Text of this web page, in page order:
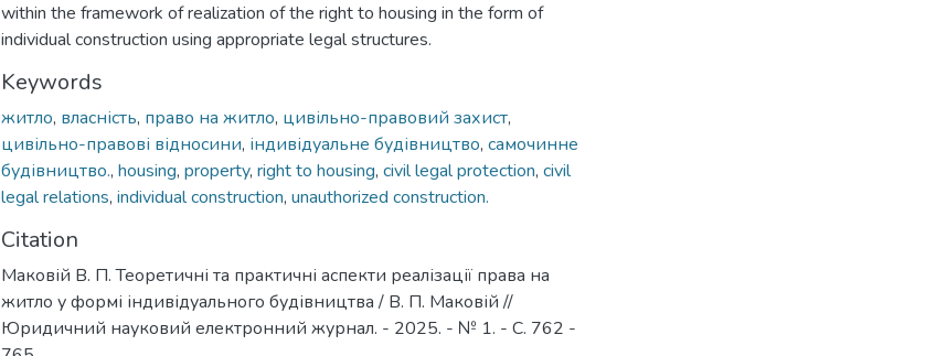
within the framework of realization of the right to housing in the form of
individual construction using appropriate legal structures.
Keywords
житло, власність, право на житло, цивільно-правовий захист,
цивільно-правові відносини, індивідуальне будівництво, самочинне
будівництво., housing, property, right to housing, civil legal protection, civil
legal relations, individual construction, unauthorized construction.
Citation
Маковій В. П. Теоретичні та практичні аспекти реалізації права на
житло у формі індивідуального будівництва / В. П. Маковій //
Юридичний науковий електронний журнал. - 2025. - № 1. - С. 762 -